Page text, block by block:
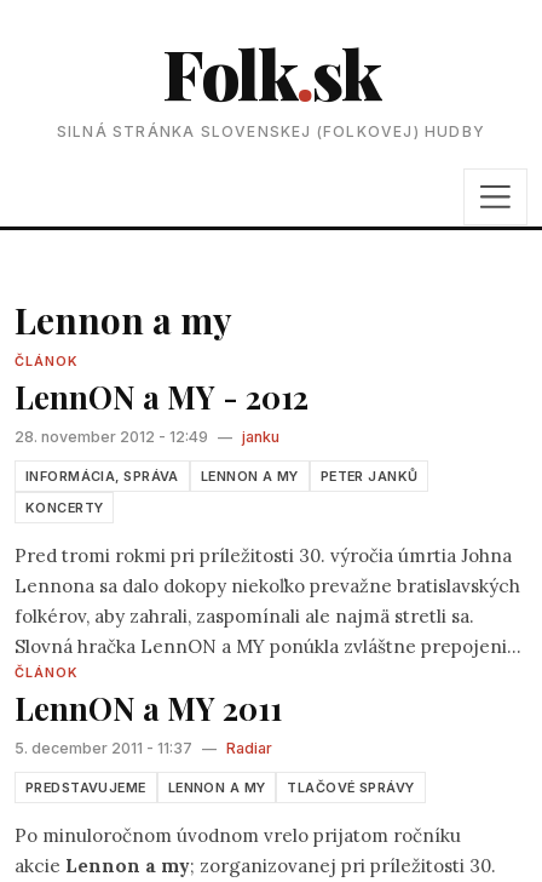
Folk.sk
SILNÁ STRÁNKA SLOVENSKEJ (FOLKOVEJ) HUDBY
Lennon a my
ČLÁNOK
LennON a MY - 2012
28. november 2012 - 12:49 — janku
INFORMÁCIA, SPRÁVA LENNON A MY
PETER JANKŮ
KONCERTY
Pred tromi rokmi pri príležitosti 30. výročia úmrtia Johna
Lennona sa dalo dokopy niekoľko prevažne bratislavských
folkérov, aby zahrali, zaspomínali ale najmä stretli sa.
Slovná hračka LennON a MY ponúkla zvláštne prepojenie
medzi legendou svetovej muziky, jeho odkazom a
produkciou, nad zaradením ktorej do ohraničenej kolonky
ČLÁNOK
LennON a MY 2011
5. december 2011 - 11:37 — Radiar
PREDSTAVUJEME LENNON A MY TLAČOVÉ SPRÁVY
Po minuloročnom úvodnom vrelo prijatom ročníku
akcie Lennon a my; zorganizovanej pri príležitosti 30.